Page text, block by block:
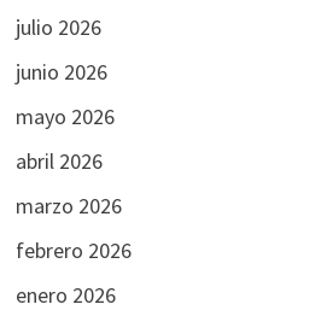
julio 2026
junio 2026
mayo 2026
abril 2026
marzo 2026
febrero 2026
enero 2026